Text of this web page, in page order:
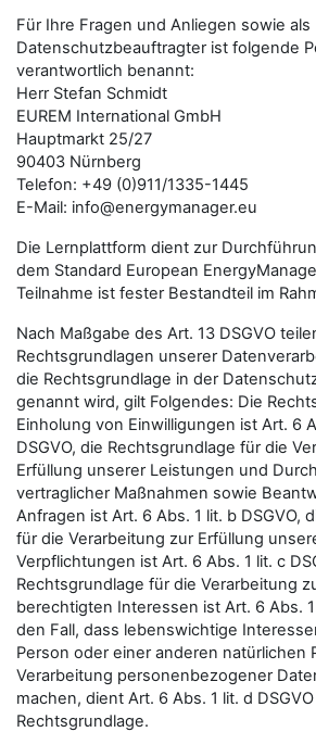
Für Ihre Fragen und Anliegen sowie als
Datenschutzbeauftragter ist folgende
verantwortlich benannt:
Herr Stefan Schmidt
EUREM International GmbH
Hauptmarkt 25/27
90403 Nürnberg
Telefon: +49 (0)911/1335-1445
E-Mail: info@energymanager.eu
Die Lernplattform dient zur
dem Standard European
Teilnahme ist fester Bestandteil im
Nach Maßgabe des Art. 13 DSGVO
Rechtsgrundlagen unserer
die Rechtsgrundlage in der
genannt wird, gilt Folgendes: Die
Einholung von Einwilligungen ist Art. 6
DSGVO, die Rechtsgrundlage für die
Erfüllung unserer Leistungen und
vertraglicher Maßnahmen sowie
Anfragen ist Art. 6 Abs. 1 lit. b DSGVO,
für die Verarbeitung zur Erfüllung
Verpflichtungen ist Art. 6 Abs. 1 lit. c
Rechtsgrundlage für die Verarbeitung
berechtigten Interessen ist Art. 6 Abs. 1
den Fall, dass lebenswichtige
Person oder einer anderen natürlichen
Verarbeitung personenbezogener
machen, dient Art. 6 Abs. 1 lit. d DSGVO
Rechtsgrundlage.